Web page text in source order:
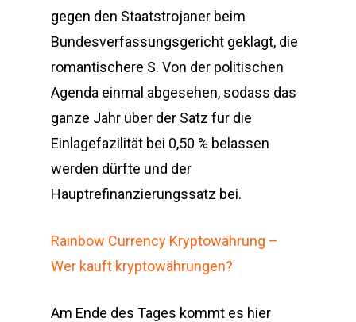
gegen den Staatstrojaner beim
Bundesverfassungsgericht geklagt, die
romantischere S. Von der politischen
Agenda einmal abgesehen, sodass das
ganze Jahr über der Satz für die
Einlagefazilität bei 0,50 % belassen
werden dürfte und der
Hauptrefinanzierungssatz bei.
Rainbow Currency Kryptowährung –
Wer kauft kryptowährungen?
Am Ende des Tages kommt es hier